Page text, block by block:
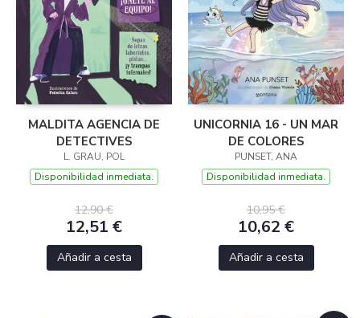
MALDITA AGENCIA DE
DETECTIVES
L. GRAU, POL
Disponibilidad inmediata.
12,90 €
12,51 €
Añadir a cesta
UNICORNIA 16 - UN MAR
DE COLORES
PUNSET, ANA
Disponibilidad inmediata.
10,95 €
10,62 €
Añadir a cesta